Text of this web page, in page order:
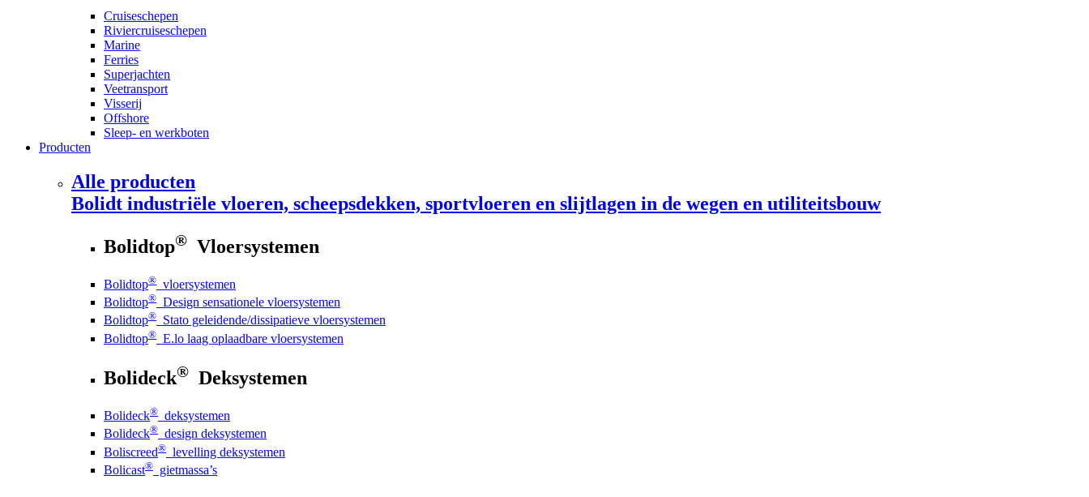
Cruiseschepen
Riviercruiseschepen
Marine
Ferries
Superjachten
Veetransport
Visserij
Offshore
Sleep- en werkboten
Producten
Alle producten
Bolidt industriële vloeren, scheepsdekken, sportvloeren en slijtlagen in de wegen en utiliteitsbouw
Bolidtop® Vloersystemen
Bolidtop® vloersystemen
Bolidtop® Design sensationele vloersystemen
Bolidtop® Stato geleidende/dissipatieve vloersystemen
Bolidtop® E.lo laag oplaadbare vloersystemen
Bolideck® Deksystemen
Bolideck® deksystemen
Bolideck® design deksystemen
Boliscreed® levelling deksystemen
Bolicast® gietmassa’s